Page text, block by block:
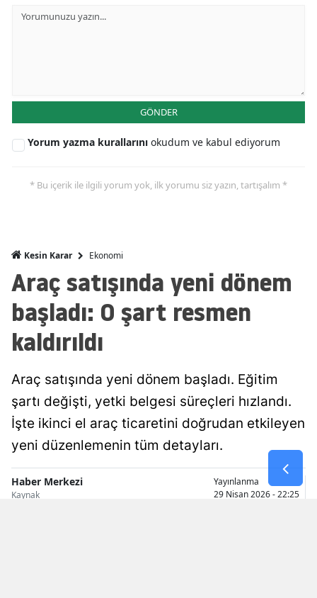
Kastamonu
Kayseri
Kırşehir
Kütahya
Mardin
Muğla
Muş
Nevşehir
GÖNDER
Yorum yazma kurallarını okudum ve kabul ediyorum
* Bu içerik ile ilgili yorum yok, ilk yorumu siz yazın, tartışalım *
Kesin Karar Ekonomi
Araç satışında yeni dönem
başladı: O şart resmen
kaldırıldı
Araç satışında yeni dönem başladı. Eğitim
şartı değişti, yetki belgesi süreçleri hızlandı.
İşte ikinci el araç ticaretini doğrudan etkileyen
yeni düzenlemenin tüm detayları.
Haber Merkezi
Kaynak
Yayınlanma
29 Nisan 2026 - 22:25